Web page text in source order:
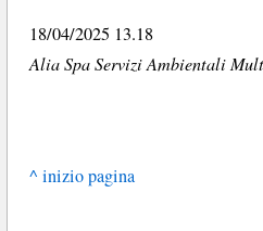
18/04/2025 13.18
Alia Spa Servizi Ambientali
^ inizio pagina